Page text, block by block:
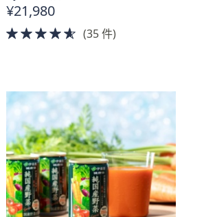
¥21,980
4.5
(35 件)